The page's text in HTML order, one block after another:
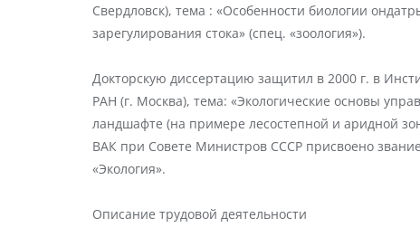
Свердловск), тема : «Особенности биологии
заpегулиpования стока» (спец. «зоология»).
Докторскую диссертацию защитил в 2000 г. в
РАН (г. Москва), тема: «Экологические основы
ландшафте (на примере лесостепной и аридной
ВАК при Совете Министров СССР присвоено
«Экология».
Описание трудовой деятельности